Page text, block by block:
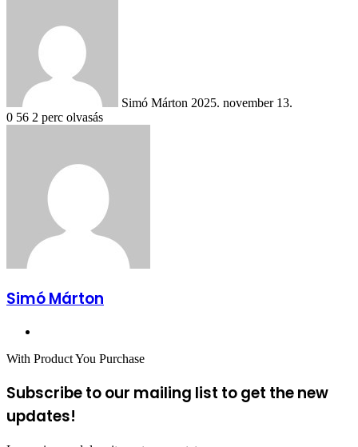
Simó Márton 2025. november 13.
0 56 2 perc olvasás
Simó Márton
With Product You Purchase
Subscribe to our mailing list to get the new
updates!